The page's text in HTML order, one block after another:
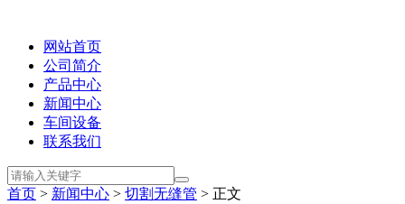
网站首页
公司简介
产品中心
新闻中心
车间设备
联系我们
首页 > 新闻中心 > 切割无缝管 > 正文